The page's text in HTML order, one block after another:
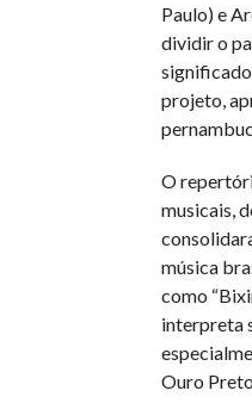
Paulo) e
dividir o
significado
projeto,
O
musicais,
música
como
interpreta
Ouro Preto.